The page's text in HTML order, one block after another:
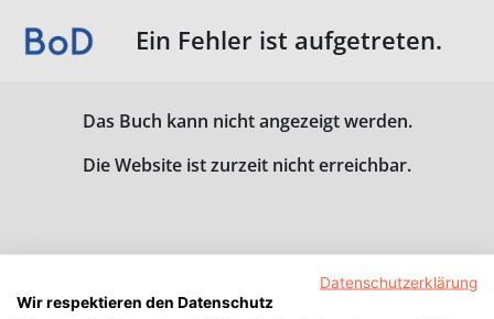
Ein Fehler ist aufgetreten.
Das Buch kann nicht angezeigt werden.
Die Website ist zurzeit nicht erreichbar.
Datenschutzerklärung
Wir respektieren den Datenschutz